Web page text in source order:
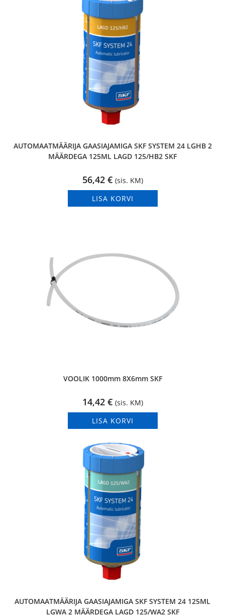
AUTOMAATMÄÄRIJA GAASIAJAMIGA SKF SYSTEM 24 LGHB 2
MÄÄRDEGA 125ML LAGD 125/HB2 SKF
56,42 € (sis. KM)
LISA KORVI
VOOLIK 1000mm 8X6mm SKF
14,42 € (sis. KM)
LISA KORVI
AUTOMAATMÄÄRIJA GAASIAJAMIGA SKF SYSTEM 24 125ML
LGWA 2 MÄÄRDEGA LAGD 125/WA2 SKF